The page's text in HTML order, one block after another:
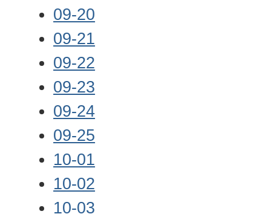
09-20
09-21
09-22
09-23
09-24
09-25
10-01
10-02
10-03